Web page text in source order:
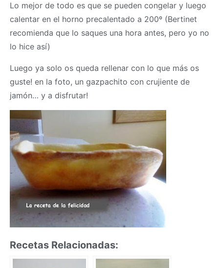
Lo mejor de todo es que se pueden congelar y luego
calentar en el horno precalentado a 200º (Bertinet
recomienda que lo saques una hora antes, pero yo no
lo hice así)
Luego ya solo os queda rellenar con lo que más os
guste! en la foto, un gazpachito con crujiente de
jamón… y a disfrutar!
Recetas Relacionadas: